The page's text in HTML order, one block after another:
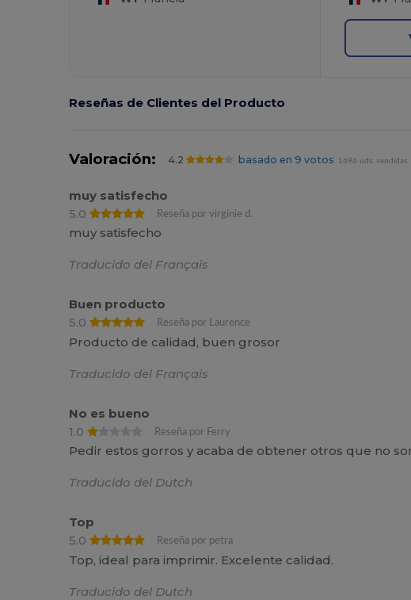
Reseñas de Clientes del Producto
Valoración: 4.2 basado en 9 votos 1696 uds. vendidas
muy satisfecho
5.0
Reseña por virginie d.
muy satisfecho
Traducido del Français
Buen producto
5.0
Reseña por Laurence
Producto de calidad, buen grosor
Traducido del Français
No es bueno
1.0
Reseña por Ferry
Pedir estos gorros y acaba de obtener otros que no
Traducido del Dutch
Top
5.0
Reseña por petra
Top, ideal para imprimir. Excelente calidad.
Traducido del Dutch